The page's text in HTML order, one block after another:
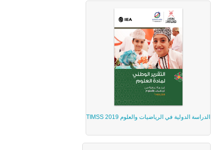
الدراسة الدولية في الرياضيات والعلوم TIMSS 2019